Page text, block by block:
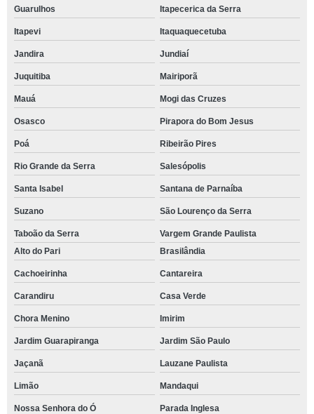
Guarulhos Itapecerica da Serra
Itapevi Itaquaquecetuba
Jandira Jundiaí
Juquitiba Mairiporã
Mauá Mogi das Cruzes
Osasco Pirapora do Bom Jesus
Poá Ribeirão Pires
Rio Grande da Serra Salesópolis
Santa Isabel Santana de Parnaíba
Suzano São Lourenço da Serra
Taboão da Serra
Vargem Grande Paulista
Alto do Pari
Brasilândia
Cachoeirinha Cantareira
Carandiru Casa Verde
Chora Menino Imirim
Jardim Guarapiranga Jardim São Paulo
Jaçanã Lauzane Paulista
Limão Mandaqui
Nossa Senhora do Ó Parada Inglesa